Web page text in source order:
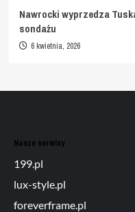
Nawrocki wyprzedza
sondażu
6 kwietnia, 2026
Nasze serwisy
199.pl
lux-style.pl
foreverframe.pl